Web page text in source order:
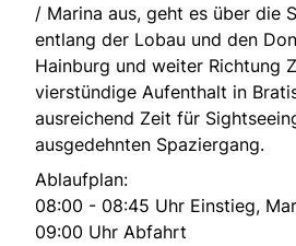
/ Marina aus, geht es über die
entlang der Lobau und den
Hainburg und weiter Richtung
vierstündige Aufenthalt in
ausreichend Zeit für
ausgedehnten Spaziergang.
Ablaufplan:
08:00 - 08:45 Uhr Einstieg,
09:00 Uhr Abfahrt